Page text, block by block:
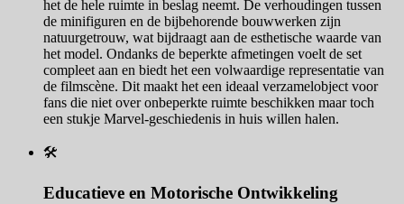
het de hele ruimte in beslag neemt. De verhoudingen tussen
de minifiguren en de bijbehorende bouwwerken zijn
natuurgetrouw, wat bijdraagt aan de esthetische waarde van
het model. Ondanks de beperkte afmetingen voelt de set
compleet aan en biedt het een volwaardige representatie van
de filmscène. Dit maakt het een ideaal verzamelobject voor
fans die niet over onbeperkte ruimte beschikken maar toch
een stukje Marvel-geschiedenis in huis willen halen.
🛠️
Educatieve en Motorische Ontwikkeling